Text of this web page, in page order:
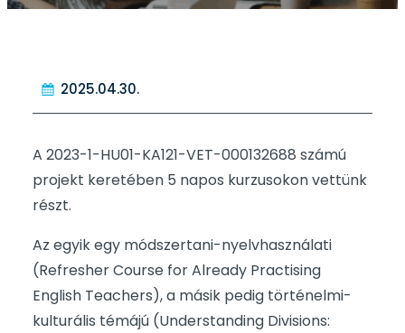
2025.04.30.
A 2023-1-HU01-KA121-VET-000132688 számú
projekt keretében 5 napos kurzusokon vettünk
részt.
Az egyik egy módszertani-nyelvhasználati
(Refresher Course for Already Practising
English Teachers), a másik pedig történelmi-
kulturális témájú (Understanding Divisions: